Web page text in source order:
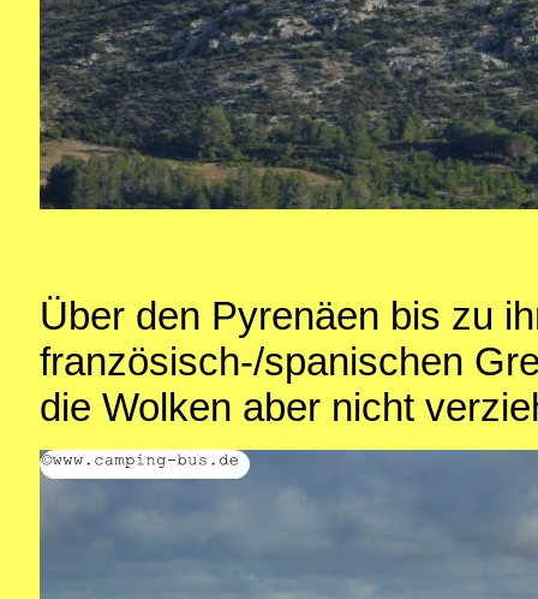
Über den Pyrenäen bis zu
französisch-/spanischen
die Wolken aber nicht